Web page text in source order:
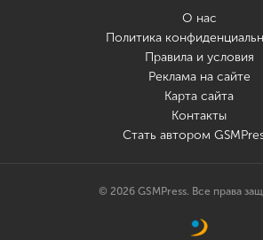
О нас
Политика
Правила и условия
Реклама на сайте
Карта сайта
Контакты
Стать автором
© 2026 GSMPress. Все права